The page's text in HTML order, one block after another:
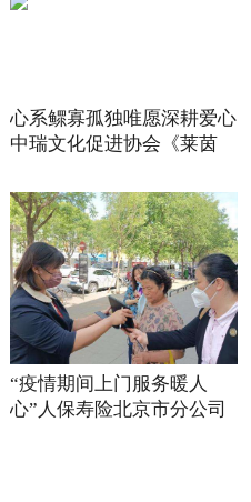
心系鳏寡孤独唯愿深耕爱心
中瑞文化促进协会《莱茵
“疫情期间上门服务暖人
心”人保寿险北京市分公司